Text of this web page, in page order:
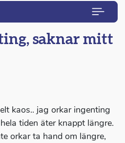
saknar mitt
kaos.. jag orkar ingenting
tiden äter knappt längre.
orkar ta hand om längre,